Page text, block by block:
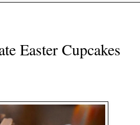
Easter Cupcakes